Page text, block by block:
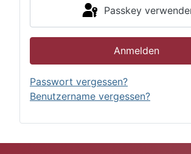
Passkey
Anmelden
Passwort vergessen?
Benutzername vergessen?